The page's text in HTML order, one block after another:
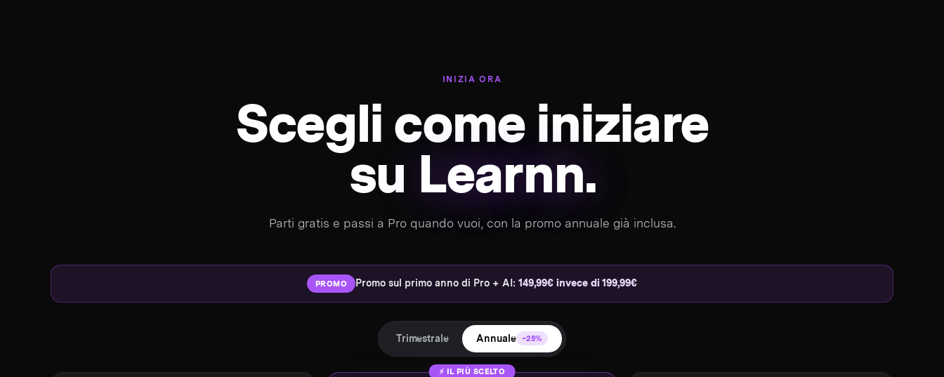
INIZIA ORA
Scegli come iniziare
su Learnn.
Parti gratis e passi a Pro quando vuoi, con la promo annuale già inclusa.
PROMO Promo sul primo anno di Pro + AI:149,99€ invece di 199,99€
Trimestrale Annuale −25%
⚡ IL PIÙ SCELTO